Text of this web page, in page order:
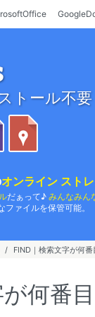
トール不要
オンライン スト
だぁって♪ みんなみん
ァイルを保管可能。
FIND｜検索文字が何
何番